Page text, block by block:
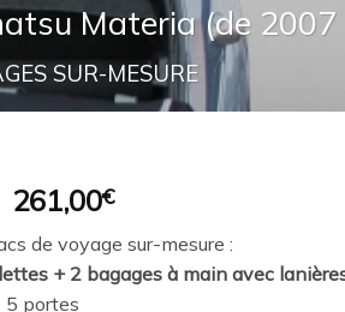
Materia (de
SUR-MESURE
Le
prix
initial
était :
261,00€Le
actuel
est :
de voyage sur-mesure :
+ 2 bagages à main avec
5 portes